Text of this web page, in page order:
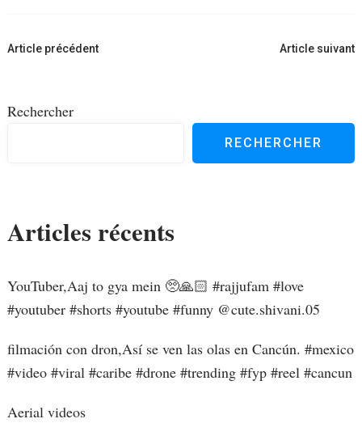
Navigation
Article précédent Article suivant
Rechercher
RECHERCHER
Articles récents
YouTuber,Aaj to gya mein 🥺🙏🏻 #rajjufam #love
#youtuber #shorts #youtube #funny ​⁠@cute.shivani.05
filmación con dron,Así se ven las olas en Cancún. #mexico
#video #viral #caribe #drone #trending #fyp #reel #cancun
Aerial videos